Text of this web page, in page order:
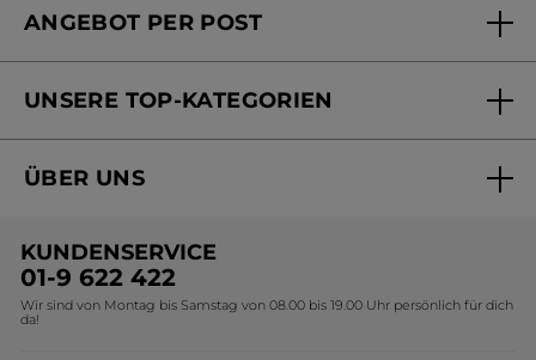
Mein Konto
Online Preisliste
ANGEBOT PER POST
Versandhandel Preisliste
UNSERE TOP-KATEGORIEN
Black Friday Yves Rocher
Geschenkideen Yves Rocher
Kollektion Monoi Yves Rocher
ÜBER UNS
Umweltstiftung YR
Affiliate Programm
KUNDENSERVICE
01-9 622 422
Wir sind von Montag bis Samstag von 08.00 bis 19.00 Uhr persönlich für dich
da!